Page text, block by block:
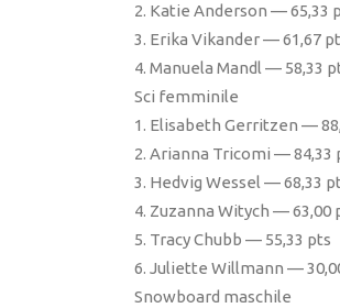
2. Katie Anderson — 65,33
3. Erika Vikander — 61,67
4. Manuela Mandl — 58,33
Sci femminile
1. Elisabeth Gerritzen —
2. Arianna Tricomi — 84,33
3. Hedvig Wessel — 68,33
4. Zuzanna Witych — 63,00
5. Tracy Chubb — 55,33 pts
6. Juliette Willmann —
Snowboard maschile